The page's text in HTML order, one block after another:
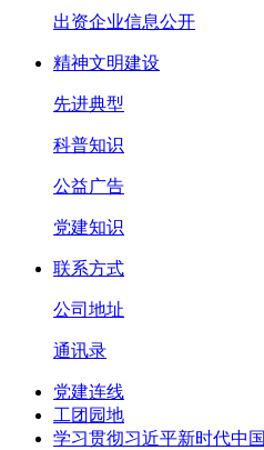
出资企业信息公开
精神文明建设
先进典型
科普知识
公益广告
党建知识
联系方式
公司地址
通讯录
党建连线
工团园地
学习贯彻习近平新时代中